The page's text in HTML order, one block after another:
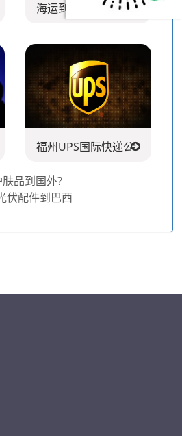
海运到丹麦服务
司 福州UPS国际快递公司
品到国外?
伏配件到巴西